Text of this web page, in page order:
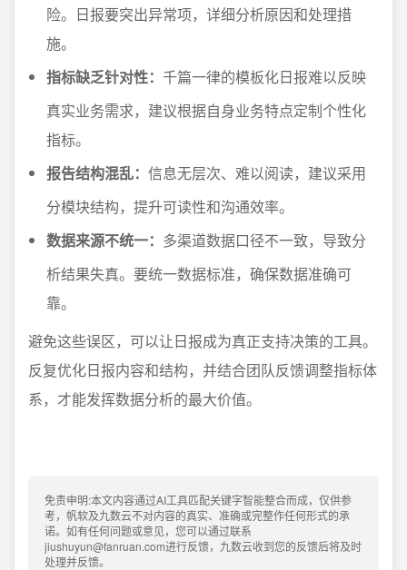
险。日报要突出异常项，详细分析原因和处理措
施。
指标缺乏针对性： 千篇一律的模板化日报难以反映
真实业务需求，建议根据自身业务特点定制个性化
指标。
报告结构混乱： 信息无层次、难以阅读，建议采用
分模块结构，提升可读性和沟通效率。
数据来源不统一： 多渠道数据口径不一致，导致分
析结果失真。要统一数据标准，确保数据准确可
靠。
避免这些误区，可以让日报成为真正支持决策的工具。
反复优化日报内容和结构，并结合团队反馈调整指标体
系，才能发挥数据分析的最大价值。
免责申明:本文内容通过AI工具匹配关键字智能整合而成，仅供参
考，帆软及九数云不对内容的真实、准确或完整作任何形式的承
诺。如有任何问题或意见，您可以通过联系
jiushuyun@fanruan.com进行反馈，九数云收到您的反馈后将及时
处理并反馈。